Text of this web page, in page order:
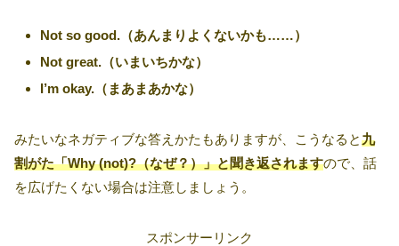
Not so good.（あんまりよくないかも……）
Not great.（いまいちかな）
I’m okay.（まあまあかな）
みたいなネガティブな答えかたもありますが、こうなると九
割がた「Why (not)?（なぜ？）」と聞き返されますので、話
を広げたくない場合は注意しましょう。
スポンサーリンク